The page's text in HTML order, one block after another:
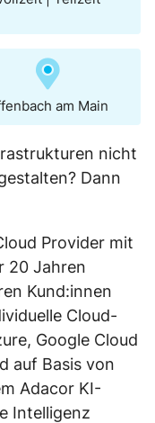
am Main
nicht
Dann
Provider mit
20 Jahren
Kund:innen
Cloud-
Google Cloud
auf Basis von
Adacor KI-
Intelligenz